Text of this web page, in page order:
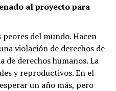
al proyecto para
del mundo. Hacen
violación de derechos de
derechos humanos. La
y reproductivos. En el
un año más, pero